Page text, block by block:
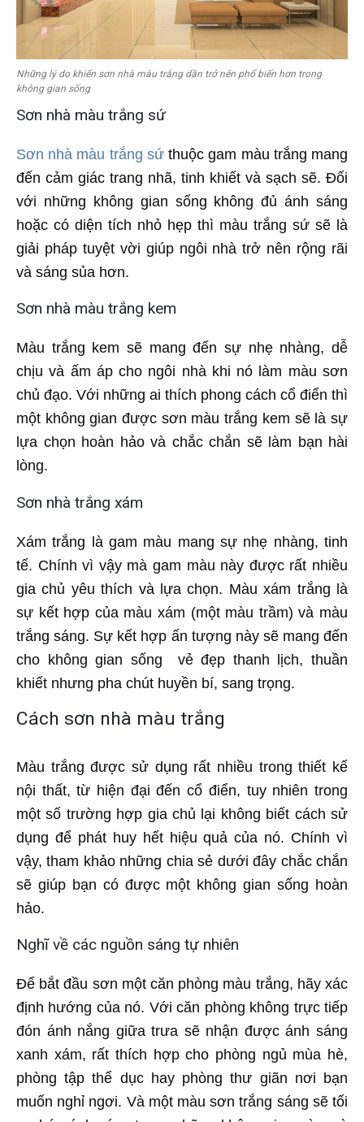
Những lý do khiến sơn nhà màu trắng dần trở nên phổ biến hơn trong
không gian sống
Sơn nhà màu trắng sứ
Sơn nhà màu trắng sứthuộc gam màu trắng mang
đến cảm giác trang nhã, tinh khiết và sạch sẽ. Đối
với những không gian sống không đủ ánh sáng
hoặc có diện tích nhỏ hẹp thì màu trắng sứ sẽ là
giải pháp tuyệt vời giúp ngôi nhà trở nên rộng rãi
và sáng sủa hơn.
Sơn nhà màu trắng kem
Màu trắng kem sẽ mang đến sự nhẹ nhàng, dễ
chịu và ấm áp cho ngôi nhà khi nó làm màu sơn
chủ đạo. Với những ai thích phong cách cổ điển thì
một không gian được sơn màu trắng kem sẽ là sự
lựa chọn hoàn hảo và chắc chắn sẽ làm bạn hài
lòng.
Sơn nhà trắng xám
Xám trắng là gam màu mang sự nhẹ nhàng, tinh
tế. Chính vì vậy mà gam màu này được rất nhiều
gia chủ yêu thích và lựa chọn. Màu xám trắng là
sự kết hợp của màu xám (một màu trầm) và màu
trắng sáng. Sự kết hợp ấn tượng này sẽ mang đến
cho không gian sống vẻ đẹp thanh lịch, thuần
khiết nhưng pha chút huyền bí, sang trọng.
Cách sơn nhà màu trắng
Màu trắng được sử dụng rất nhiều trong thiết kế
nội thất, từ hiện đại đến cổ điển, tuy nhiên trong
một số trường hợp gia chủ lại không biết cách sử
dụng để phát huy hết hiệu quả của nó. Chính vì
vậy, tham khảo những chia sẻ dưới đây chắc chắn
sẽ giúp bạn có được một không gian sống hoàn
hảo.
Nghĩ về các nguồn sáng tự nhiên
Để bắt đầu sơn một căn phòng màu trắng, hãy xác
định hướng của nó. Với căn phòng không trực tiếp
đón ánh nắng giữa trưa sẽ nhận được ánh sáng
xanh xám, rất thích hợp cho phòng ngủ mùa hè,
phòng tập thể dục hay phòng thư giãn nơi bạn
muốn nghỉ ngơi. Và một màu sơn trắng sáng sẽ tối